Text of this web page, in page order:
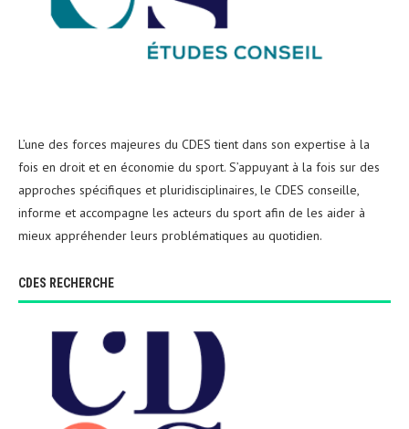
L’une des forces majeures du CDES tient dans son expertise à la
fois en droit et en économie du sport. S’appuyant à la fois sur des
approches spécifiques et pluridisciplinaires, le CDES conseille,
informe et accompagne les acteurs du sport afin de les aider à
mieux appréhender leurs problématiques au quotidien.
CDES RECHERCHE